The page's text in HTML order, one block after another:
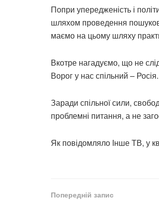
Попри упередженість і
шляхом проведення
маємо на цьому шляху
Вкотре нагадуємо, що не
Ворог у нас спільний – Росія.
Заради спільної сили,
проблемні питання, а не
Як повідомляло Інше ТВ, у
Попередній запис